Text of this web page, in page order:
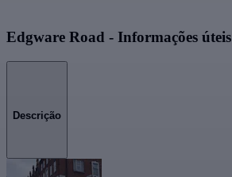
Edgware Road - Informações úteis
Descrição